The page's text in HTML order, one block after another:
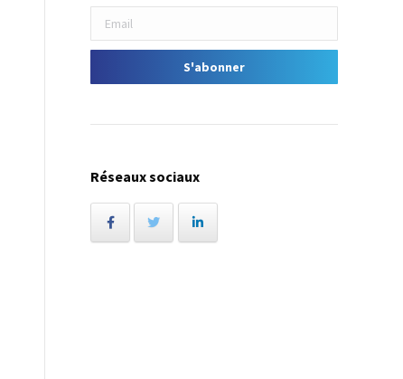
Réseaux sociaux